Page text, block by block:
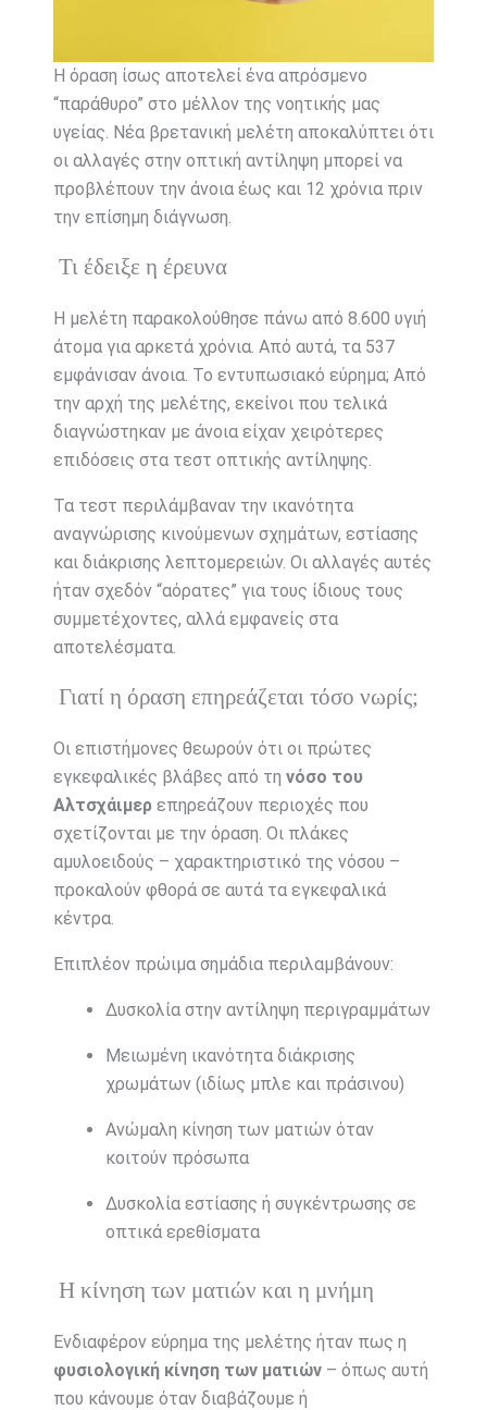
Η όραση ίσως αποτελεί ένα απρόσμενο
“παράθυρο” στο μέλλον της νοητικής μας
υγείας. Νέα βρετανική μελέτη αποκαλύπτει ότι
οι αλλαγές στην οπτική αντίληψη μπορεί να
προβλέπουν την άνοια έως και 12 χρόνια πριν
την επίσημη διάγνωση.
Τι έδειξε η έρευνα
Η μελέτη παρακολούθησε πάνω από 8.600 υγιή
άτομα για αρκετά χρόνια. Από αυτά, τα 537
εμφάνισαν άνοια. Το εντυπωσιακό εύρημα; Από
την αρχή της μελέτης, εκείνοι που τελικά
διαγνώστηκαν με άνοια είχαν χειρότερες
επιδόσεις στα τεστ οπτικής αντίληψης.
Τα τεστ περιλάμβαναν την ικανότητα
αναγνώρισης κινούμενων σχημάτων, εστίασης
και διάκρισης λεπτομερειών. Οι αλλαγές αυτές
ήταν σχεδόν “αόρατες” για τους ίδιους τους
συμμετέχοντες, αλλά εμφανείς στα
αποτελέσματα.
Γιατί η όραση επηρεάζεται τόσο νωρίς;
Οι επιστήμονες θεωρούν ότι οι πρώτες
εγκεφαλικές βλάβες από τη νόσο του
Αλτσχάιμερεπηρεάζουν περιοχές που
σχετίζονται με την όραση. Οι πλάκες
αμυλοειδούς – χαρακτηριστικό της νόσου –
προκαλούν φθορά σε αυτά τα εγκεφαλικά
κέντρα.
Επιπλέον πρώιμα σημάδια περιλαμβάνουν:
Δυσκολία στην αντίληψη περιγραμμάτων
Μειωμένη ικανότητα διάκρισης
χρωμάτων (ιδίως μπλε και πράσινου)
Ανώμαλη κίνηση των ματιών όταν
κοιτούν πρόσωπα
Δυσκολία εστίασης ή συγκέντρωσης σε
οπτικά ερεθίσματα
Η κίνηση των ματιών και η μνήμη
Ενδιαφέρον εύρημα της μελέτης ήταν πως η
φυσιολογική κίνηση των ματιών– όπως αυτή
που κάνουμε όταν διαβάζουμε ή